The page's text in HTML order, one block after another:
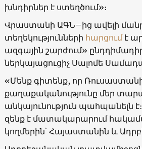
խնդիրներ է ստեղծում»։
Վրաստանի ԱԳՆ–ից ավելի
տեղեկությունների հարցումէ
ազգային շարժում»
ներկայացուցիչ Սալոմե
«Մենք գիտենք, որ
քաղաքականությունը մեր
անկայունություն պահպանելն
զենք է մատակարարում
կողմերին՝ Հայաստանին և